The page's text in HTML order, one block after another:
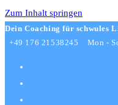
Zum Inhalt springen
Dein Coaching für schwules
+49 176 21538245
Mon -